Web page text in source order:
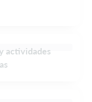
actividades